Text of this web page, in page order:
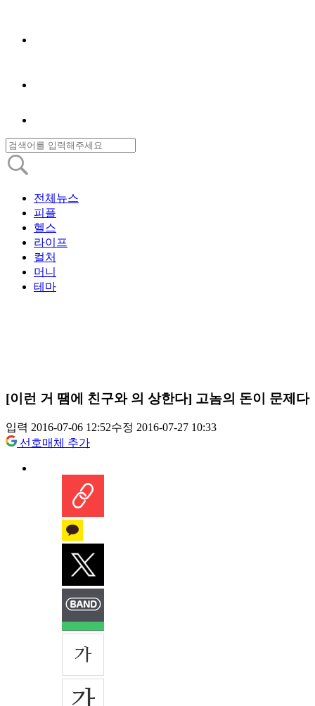
전체뉴스
피플
헬스
라이프
컬처
머니
테마
[이런 거 땜에 친구와 의 상한다] 고놈의 돈이 문제다
입력 2016-07-06 12:52수정 2016-07-27 10:33
선호매체 추가